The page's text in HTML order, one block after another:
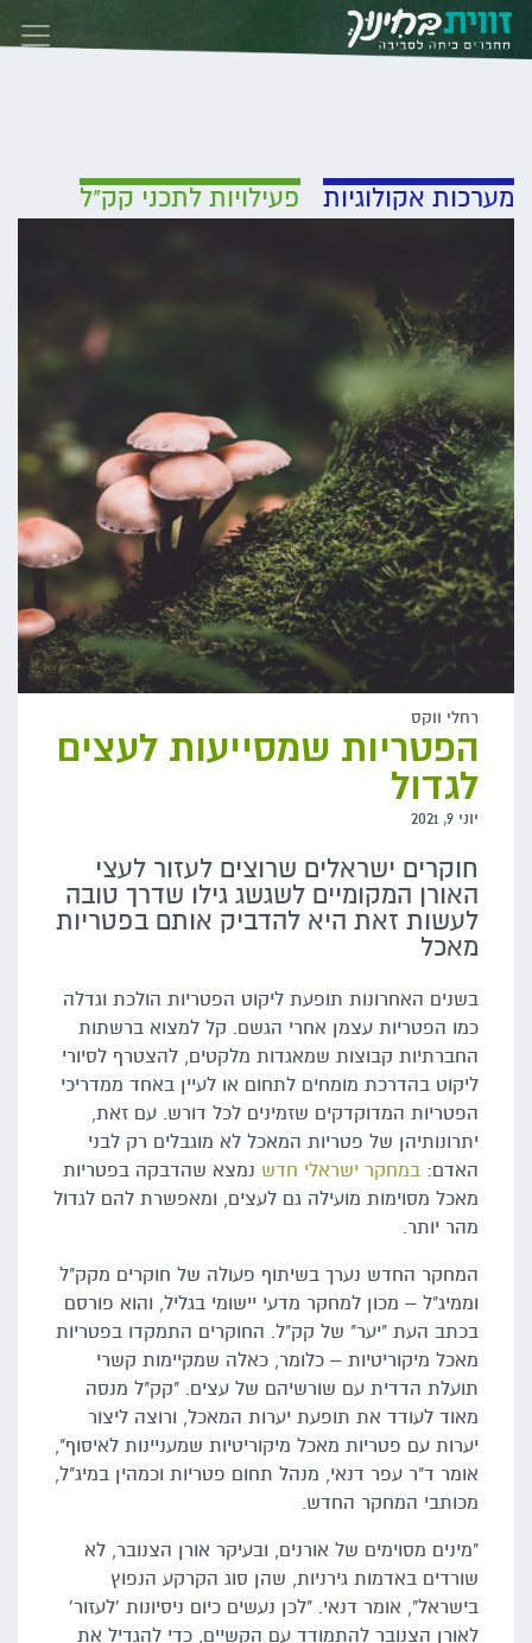
Skip to content
מערכות אקולוגיות פעילויות לתכני קק"ל
רחלי ווקס
הפטריות שמסייעות לעצים
לגדול
יוני 9, 2021
חוקרים ישראלים שרוצים לעזור לעצי
האורן המקומיים לשגשג גילו שדרך טובה
לעשות זאת היא להדביק אותם בפטריות
מאכל
בשנים האחרונות תופעת ליקוט הפטריות הולכת וגדלה
כמו הפטריות עצמן אחרי הגשם. קל למצוא ברשתות
החברתיות קבוצות שמאגדות מלקטים, להצטרף לסיורי
ליקוט בהדרכת מומחים לתחום או לעיין באחד ממדריכי
הפטריות המדוקדקים שזמינים לכל דורש. עם זאת,
יתרונותיהן של פטריות המאכל לא מוגבלים רק לבני
האדם: במחקר ישראלי חדש נמצא שהדבקה בפטריות
מאכל מסוימות מועילה גם לעצים, ומאפשרת להם לגדול
מהר יותר.
המחקר החדש נערך בשיתוף פעולה של חוקרים מקק"ל
וממיג"ל – מכון למחקר מדעי יישומי בגליל, והוא פורסם
בכתב העת "יער" של קק"ל. החוקרים התמקדו בפטריות
מאכל מיקוריטיות – כלומר, כאלה שמקיימות קשרי
תועלת הדדית עם שורשיהם של עצים. "קק"ל מנסה
מאוד לעודד את תופעת יערות המאכל, ורוצה ליצור
יערות עם פטריות מאכל מיקוריטיות שמעניינות לאיסוף",
אומר ד"ר עפר דנאי, מנהל תחום פטריות וכמהין במיג"ל,
מכותבי המחקר החדש.
"מינים מסוימים של אורנים, ובעיקר אורן הצנובר, לא
שורדים באדמות גירניות, שהן סוג הקרקע הנפוץ
בישראל", אומר דנאי. "לכן נעשים כיום ניסיונות 'לעזור'
לאורן הצנובר להתמודד עם הקשיים, כדי להגדיל את